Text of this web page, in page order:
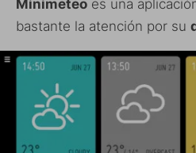
Minimeteo es una
bastante la atención por su